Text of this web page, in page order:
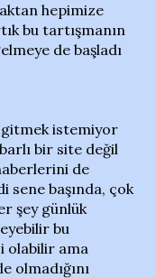
hepimize
bu tartışmanın
de başladı
istemiyor
bir site değil
de
sene başında, çok
şey günlük
bu
olabilir ama
olmadığını